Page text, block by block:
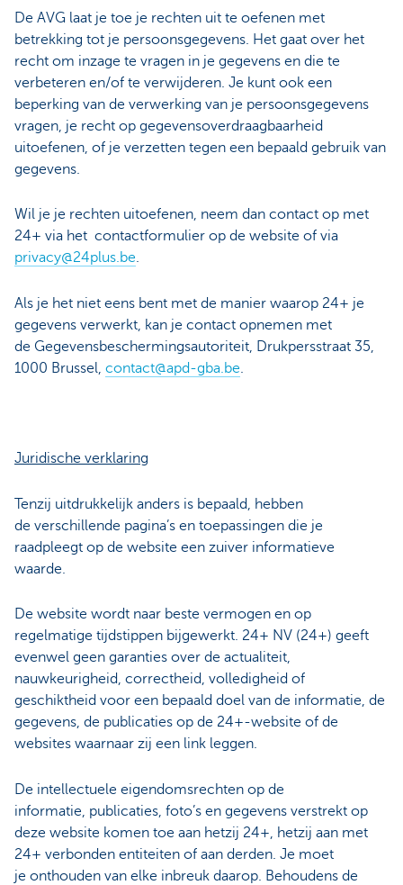
De AVG laat je toe je rechten uit te oefenen met
betrekking tot je persoonsgegevens. Het gaat over het
recht om inzage te vragen in je gegevens en die te
verbeteren en/of te verwijderen. Je kunt ook een
beperking van de verwerking van je persoonsgegevens
vragen, je recht op gegevensoverdraagbaarheid
uitoefenen, of je verzetten tegen een bepaald gebruik van
gegevens.
Wil je je rechten uitoefenen, neem dan contact op met
24+ via het contactformulier op de website of via
privacy@24plus.be.
Als je het niet eens bent met de manier waarop 24+ je
gegevens verwerkt, kan je contact opnemen met
de Gegevensbeschermingsautoriteit, Drukpersstraat 35,
1000 Brussel, contact@apd-gba.be
Juridische verklaring
Tenzij uitdrukkelijk anders is bepaald, hebben
de verschillende pagina’s en toepassingen die je
raadpleegt op de website een zuiver informatieve
waarde.
De website wordt naar beste vermogen en op
regelmatige tijdstippen bijgewerkt. 24+ NV (24+) geeft
evenwel geen garanties over de actualiteit,
nauwkeurigheid, correctheid, volledigheid of
geschiktheid voor een bepaald doel van de informatie, de
gegevens, de publicaties op de 24+-website of de
websites waarnaar zij een link leggen.
De intellectuele eigendomsrechten op de
informatie, publicaties, foto’s en gegevens verstrekt op
deze website komen toe aan hetzij 24+, hetzij aan met
24+ verbonden entiteiten of aan derden. Je moet
je onthouden van elke inbreuk daarop. Behoudens de